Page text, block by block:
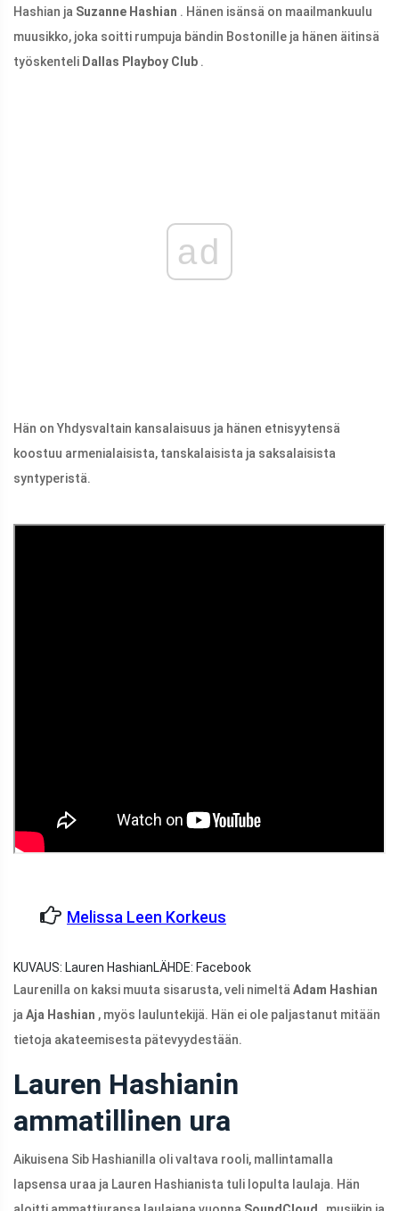
Hashian ja Suzanne Hashian . Hänen isänsä on maailmankuulu
muusikko, joka soitti rumpuja bändin Bostonille ja hänen äitinsä
työskenteli Dallas Playboy Club .
ad
Hän on Yhdysvaltain kansalaisuus ja hänen etnisyytensä
koostuu armenialaisista, tanskalaisista ja saksalaisista
syntyperistä.
Melissa Leen Korkeus
KUVAUS: Lauren HashianLÄHDE: Facebook
Laurenilla on kaksi muuta sisarusta, veli nimeltä Adam Hashian
ja Aja Hashian , myös lauluntekijä. Hän ei ole paljastanut mitään
tietoja akateemisesta pätevyydestään.
Lauren Hashianin
ammatillinen ura
Aikuisena Sib Hashianilla oli valtava rooli, mallintamalla
lapsensa uraa ja Lauren Hashianista tuli lopulta laulaja. Hän